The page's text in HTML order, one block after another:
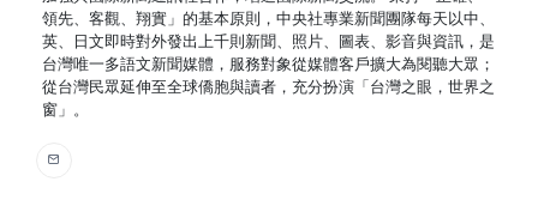
領先、客觀、翔實」的基本原則，中央社專業新聞團隊每天以中、
英、日文即時對外發出上千則新聞、照片、圖表、影音與資訊，是
台灣唯一多語文新聞媒體，服務對象從媒體客戶擴大為閱聽大眾；
從台灣民眾延伸至全球僑胞與讀者，充分扮演「台灣之眼，世界之
窗」。